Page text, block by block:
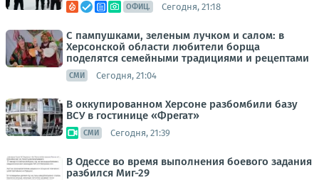
ОФИЦ. Сегодня, 21:18
С пампушками, зеленым лучком и салом: в
Херсонской области любители борща
поделятся семейными традициями и рецептами
СМИ Сегодня, 21:04
В оккупированном Херсоне разбомбили базу
ВСУ в гостинице «Фрегат»
СМИ Сегодня, 21:39
В Одессе во время выполнения боевого задания
разбился Миг-29